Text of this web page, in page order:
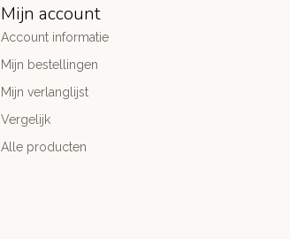
Mijn account
Account informatie
Mijn bestellingen
Mijn verlanglijst
Vergelijk
Alle producten